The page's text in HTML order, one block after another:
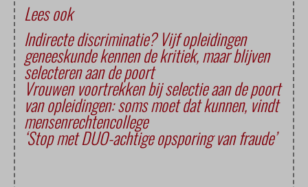
Lees ook
Indirecte discriminatie? Vijf opleidingen
geneeskunde kennen de kritiek, maar blijven
selecteren aan de poort
Vrouwen voortrekken bij selectie aan de poort
van opleidingen: soms moet dat kunnen, vindt
mensenrechtencollege
‘Stop met DUO-achtige opsporing van fraude’